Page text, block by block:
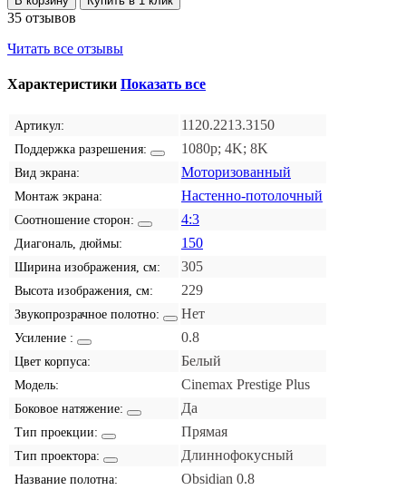
35 отзывов
Читать все отзывы
Характеристики Показать все
Артикул: 1120.2213.3150
Поддержка разрешения: 1080p; 4K; 8K
Вид экрана: Моторизованный
Монтаж экрана: Настенно-потолочный
Соотношение сторон: 4:3
Диагональ, дюймы: 150
Ширина изображения, см: 305
Высота изображения, см: 229
Звукопрозрачное полотно: Нет
Усиление : 0.8
Цвет корпуса: Белый
Модель: Cinemax Prestige Plus
Боковое натяжение: Да
Тип проекции: Прямая
Тип проектора: Длиннофокусный
Название полотна:
Obsidian 0.8